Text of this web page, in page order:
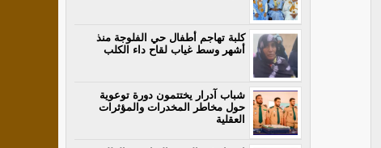
كلبة تهاجم أطفال حي الفلوجة منذ
أشهر وسط غياب لقاح داء الكلب
شباب آدرار يختتمون دورة توعوية
حول مخاطر المخدرات والمؤثرات
العقلية